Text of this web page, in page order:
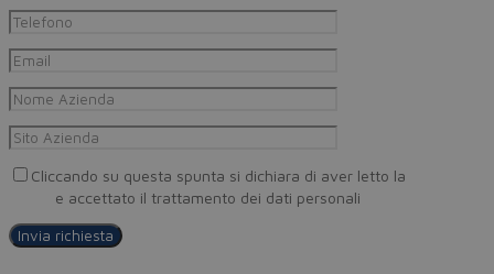
Cliccando su questa spunta si dichiara di aver letto la
e accettato il trattamento dei dati personali